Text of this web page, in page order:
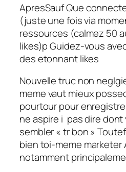
ApresSauf Que
(juste une fois via
ressources (calmez 50
likes)p Guidez-vous
des etonnant likes
Nouvelle truc non
meme vaut mieux
pourtour pour
ne aspire i pas dire dont
sembler « tr bon »
bien toi-meme marketer
notamment